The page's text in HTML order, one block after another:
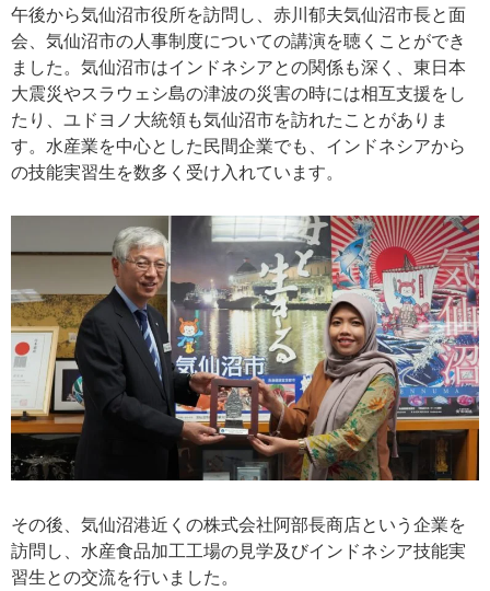
午後から気仙沼市役所を訪問し、赤川郁夫気仙沼市長と面
会、気仙沼市の人事制度についての講演を聴くことができ
ました。気仙沼市はインドネシアとの関係も深く、東日本
大震災やスラウェシ島の津波の災害の時には相互支援をし
たり、ユドヨノ大統領も気仙沼市を訪れたことがありま
す。水産業を中心とした民間企業でも、インドネシアから
の技能実習生を数多く受け入れています。
その後、気仙沼港近くの株式会社阿部長商店という企業を
訪問し、水産食品加工工場の見学及びインドネシア技能実
習生との交流を行いました。